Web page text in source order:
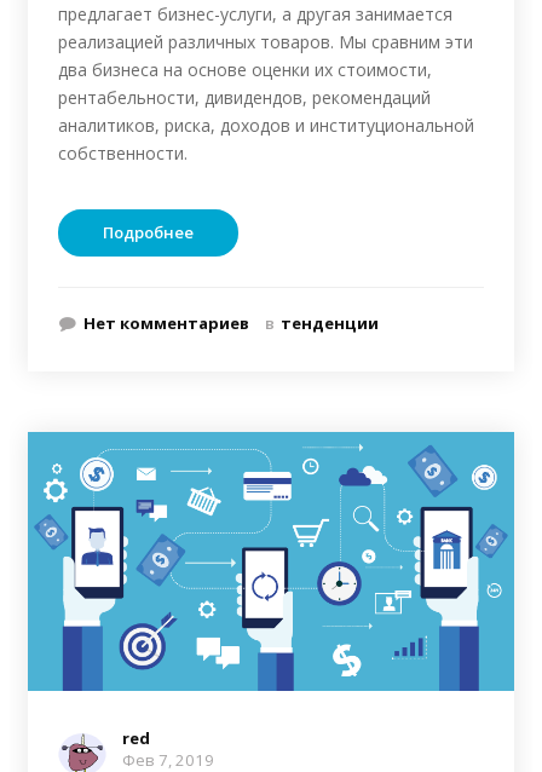
предлагает бизнес-услуги, а другая занимается
реализацией различных товаров. Мы сравним эти
два бизнеса на основе оценки их стоимости,
рентабельности, дивидендов, рекомендаций
аналитиков, риска, доходов и институциональной
собственности.
Подробнее
Нет комментариев в тенденции
red
Фев 7, 2019